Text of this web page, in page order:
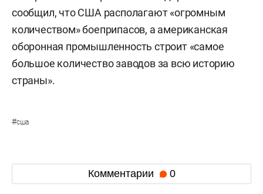
сообщил, что США располагают «огромным
количеством» боеприпасов, а американская
оборонная промышленность строит «самое
большое количество заводов за всю историю
страны».
#сша
Комментарии 0